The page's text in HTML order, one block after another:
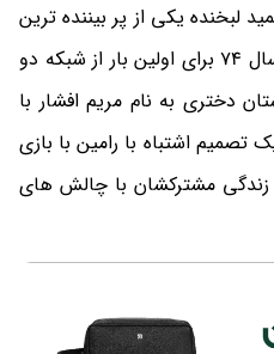
لبخنده یکی از پر بیننده ترین
سریال های تلویزیون است که سال 74 برای اولین بار از شبکه دو
دختری به نام مریم افشار با
تصمیم اشتباه با رامین با بازی
زندگی مشترکشان با چالش های